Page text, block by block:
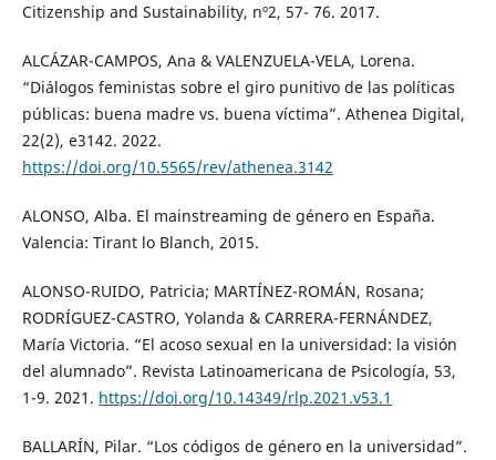
Citizenship and Sustainability, nº2, 57- 76. 2017.
ALCÁZAR-CAMPOS, Ana & VALENZUELA-VELA, Lorena.
“Diálogos feministas sobre el giro punitivo de las políticas
públicas: buena madre vs. buena víctima”. Athenea Digital,
22(2), e3142. 2022.
https://doi.org/10.5565/rev/athenea.3142
ALONSO, Alba. El mainstreaming de género en España.
Valencia: Tirant lo Blanch, 2015.
ALONSO-RUIDO, Patricia; MARTÍNEZ-ROMÁN, Rosana;
RODRÍGUEZ-CASTRO, Yolanda & CARRERA-FERNÁNDEZ,
María Victoria. “El acoso sexual en la universidad: la visión
del alumnado”. Revista Latinoamericana de Psicología, 53,
1-9. 2021. https://doi.org/10.14349/rlp.2021.v53.1
BALLARÍN, Pilar. “Los códigos de género en la universidad”.